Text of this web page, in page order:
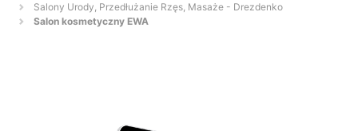
Salony Urody, Przedłużanie Rzęs, Masaże - Drezdenko
Salon kosmetyczny EWA